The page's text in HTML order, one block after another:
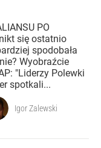
PO
się ostatnio
spodobała
Wyobraźcie
"Liderzy Polewki
spotkali...
Igor Zalewski